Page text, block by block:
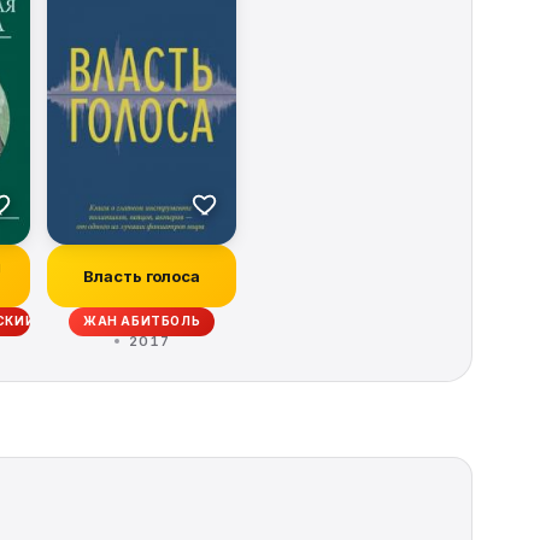
Власть голоса
ЖАН АБИТБОЛЬ
2017